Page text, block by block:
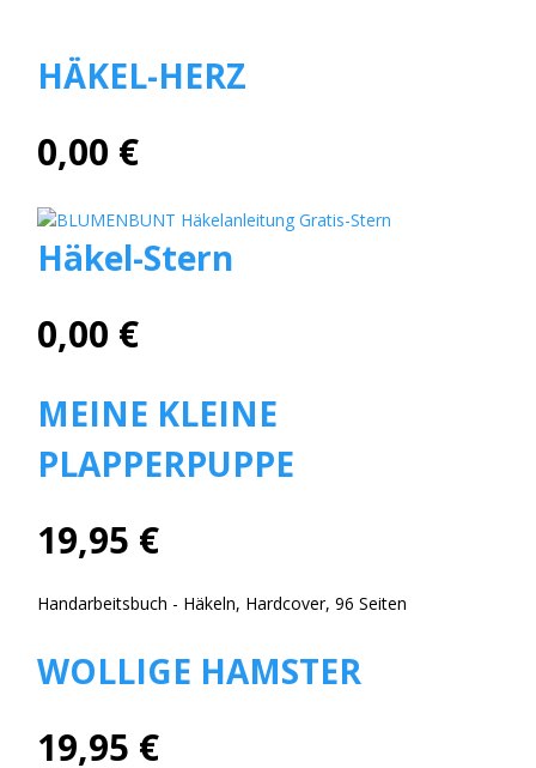
HÄKEL-HERZ
0,00 €
Häkel-Stern
0,00 €
MEINE KLEINE
PLAPPERPUPPE
19,95 €
Handarbeitsbuch - Häkeln, Hardcover, 96 Seiten
WOLLIGE HAMSTER
19,95 €